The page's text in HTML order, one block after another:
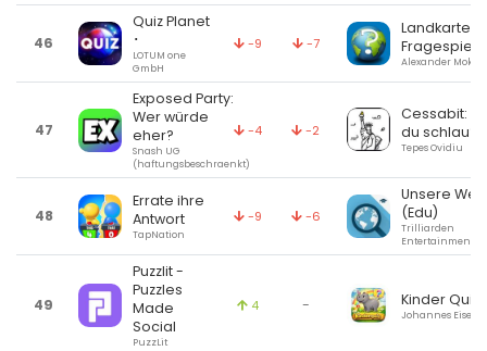
46
Quiz Planet
･
LOTUM one
GmbH
-9 -7
Landkarten
Fragespiel
Alexander
47
Exposed Party:
Wer würde
eher?
Snash UG
(haftungsbeschraenkt)
-4 -2
Cessabit:
du schlau?
Tepes Ovidiu
48
Errate ihre
Antwort
TapNation
-9 -6
Unsere Welt
(Edu)
Trilliarden
Entertainment
49
Puzzlit -
Puzzles
Made
Social
PuzzLit
4 - Kinder Quiz
Johannes Eiseler